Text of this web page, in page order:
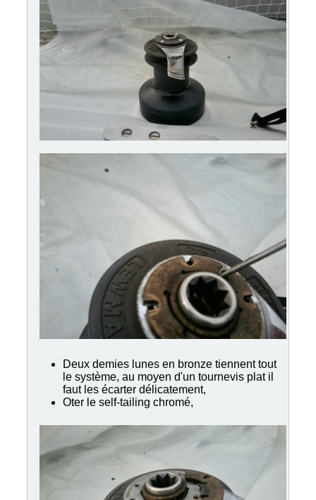
Deux demies lunes en bronze tiennent tout
le système, au moyen d'un tournevis plat il
faut les écarter délicatement,
Oter le self-tailing chromé,